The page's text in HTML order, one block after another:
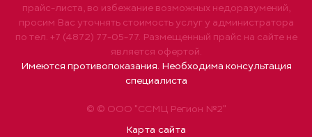
© © ООО "ССМЦ Регион №2"
Карта сайта
прайс-листа, во избежание возможных недоразумений,
просим Вас уточнять стоимость услуг у администратора
по тел. +7 (4872) 77-05-77. Размещенный прайс на сайте не
является офертой.
Имеются противопоказания. Необходима консультация
специалиста